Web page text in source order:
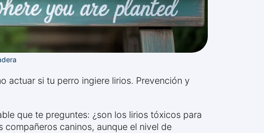
actuar si tu perro ingiere lirios. Prevención y
que te preguntes: ¿son los lirios tóxicos para
caninos, aunque el nivel de